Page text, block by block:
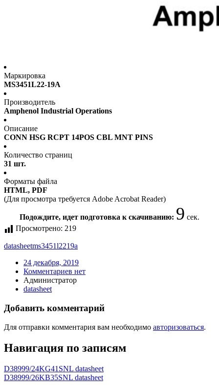
Маркировка
MS3451L22-19A
Производитель
Amphenol Industrial Operations
Описание
CONN HSG RCPT 14POS CBL MNT PINS
Количество страниц
31 шт.
Форматы файла
HTML, PDF
(Для просмотра требуется Adobe Acrobat Reader)
Подождите, идет подготовка к скачиванию: 9 сек.
Просмотрено: 219
datasheetms3451l2219a
24 декабря, 2019
Комментариев нет
Администратор
datasheet
Добавить комментарий
Для отправки комментария вам необходимо авторизоваться.
Навигация по записям
D38999/24KG41SNL datasheet
D38999/26KB35SNL datasheet